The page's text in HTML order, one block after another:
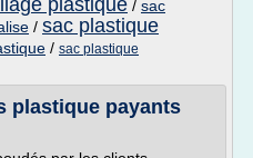
plastique / sac
/ sac plastique
/ sac plastique
plastique payants